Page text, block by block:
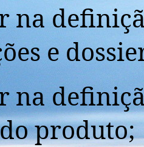
na
e
na
produto;